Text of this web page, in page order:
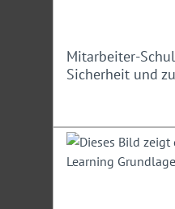
Mitarbeiter-
Sicherheit und